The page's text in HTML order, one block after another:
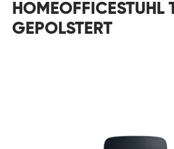
HOMEOFFICESTUHL
GEPOLSTERT